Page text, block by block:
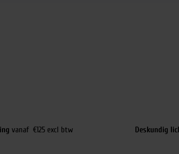
vanaf €125 excl btw Deskundig